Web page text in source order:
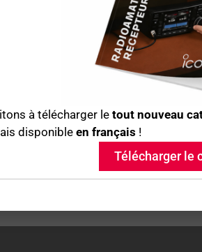
Disponible immédiatement
à télécharger letout nouveau
disponibleen français !
Télécharger le